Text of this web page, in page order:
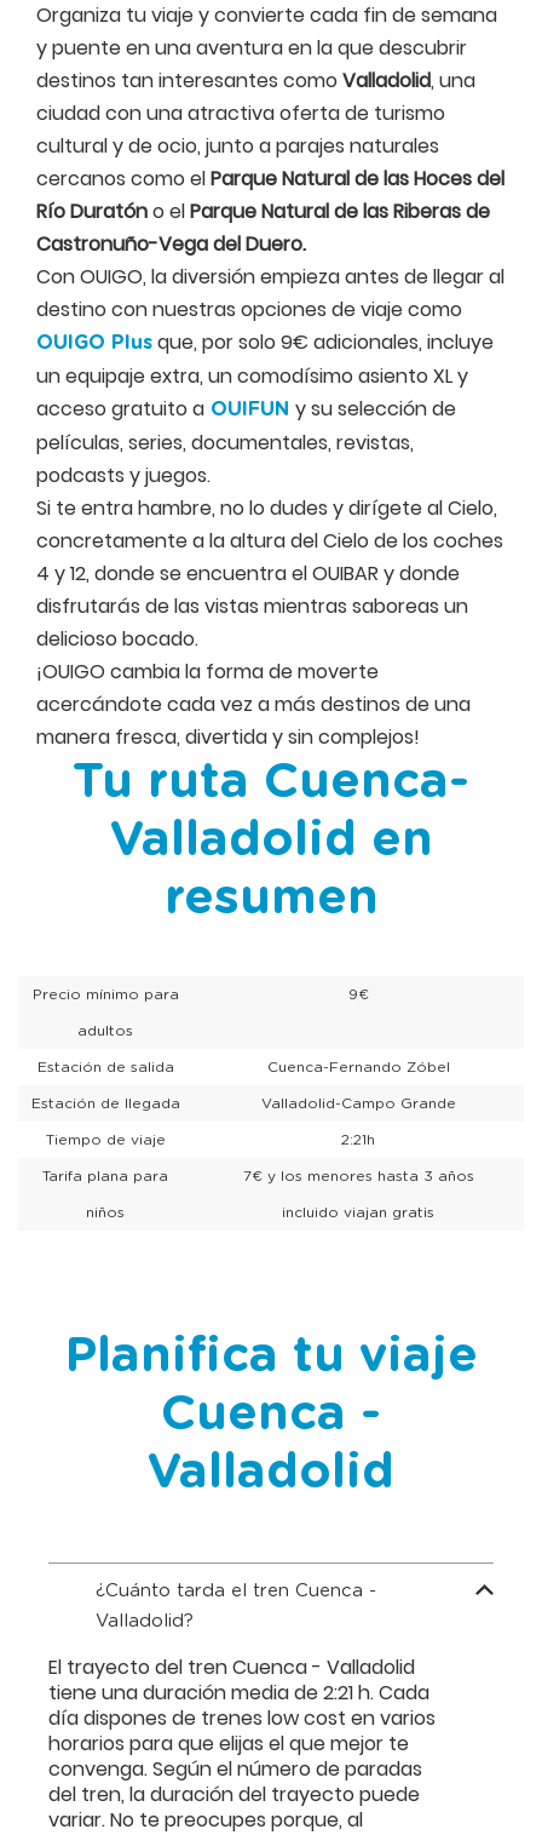
Organiza tu viaje y convierte cada fin de semana
y puente en una aventura en la que descubrir
destinos tan interesantes comoValladolid, una
ciudad con una atractiva oferta de turismo
cultural y de ocio, junto a parajes naturales
cercanos como elParque Natural de las Hoces del
Río Duratóno elParque Natural de las Riberas de
Castronuño-Vega del Duero.
Con OUIGO, la diversión empieza antes de llegar al
destino con nuestras opciones de viaje como
OUIGO Plus que, por solo 9€ adicionales, incluye
un equipaje extra, un comodísimo asiento XL y
acceso gratuito a OUIFUN y su selección de
películas, series, documentales, revistas,
podcasts y juegos.
Si te entra hambre, no lo dudes y dirígete al Cielo,
concretamente a la altura del Cielo de los coches
4 y 12, donde se encuentra el OUIBAR y donde
disfrutarás de las vistas mientras saboreas un
delicioso bocado.
¡OUIGO cambia la forma de moverte
acercándote cada vez a más destinos de una
manera fresca, divertida y sin complejos!
Tu ruta Cuenca-
Valladolid en
resumen
Precio mínimo para
adultos
9€
Estación de salida Cuenca-Fernando Zóbel
Estación de llegada Valladolid-Campo Grande
Tiempo de viaje 2:21h
Tarifa plana para
niños
7€ y los menores hasta 3 años
incluido viajan gratis
Planifica tu viaje
Cuenca -
Valladolid
¿Cuánto tarda el tren Cuenca -
Valladolid?
El trayecto del tren Cuenca - Valladolid
tiene una duración media de 2:21 h. Cada
día dispones de trenes low cost en varios
horarios para que elijas el que mejor te
convenga. Según el número de paradas
del tren, la duración del trayecto puede
variar. No te preocupes porque, al